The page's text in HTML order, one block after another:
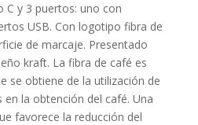
C y 3 puertos: uno con
USB. Con logotipo fibra de
de marcaje. Presentado
kraft. La fibra de café es
se obtiene de la utilización de
la obtención del café. Una
favorece la reducción del